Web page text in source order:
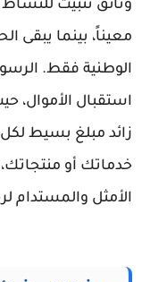
وثائق تثبيت للنشاط
معيناً، بينما
الوطنية فقط.
استقبال الأموال،
زائد مبلغ بسيط لكل
خدماتك أو
الأمثل والمستدام